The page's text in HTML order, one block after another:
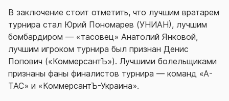
В заключение стоит отметить, что лучшим вратарем
турнира стал Юрий Пономарев (УНИАН), лучшим
бомбардиром — «тасовец» Анатолий Янковой,
лучшим игроком турнира был признан Денис
Попович («КоммерсантЪ»). Лучшими болельщиками
признаны фаны финалистов турнира — команд «А-
ТАС» и «КоммерсантЪ-Украина».